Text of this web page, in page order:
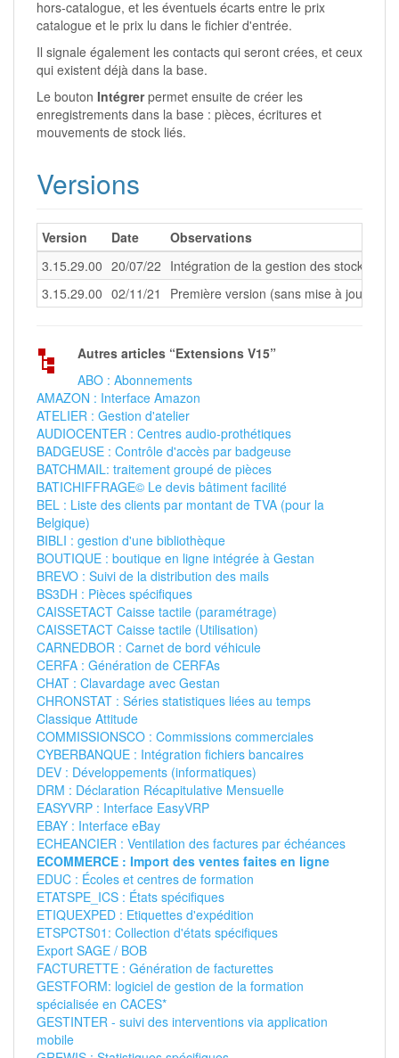
hors-catalogue, et les éventuels écarts entre le prix
catalogue et le prix lu dans le fichier d'entrée.
Il signale également les contacts qui seront crées, et ceux
qui existent déjà dans la base.
Le bouton Intégrerpermet ensuite de créer les
enregistrements dans la base : pièces, écritures et
mouvements de stock liés.
Versions
Version Date
Observations
3.15.29.00 20/07/22 Intégration de la gestion des stocks +
3.15.29.00 02/11/21 Première version (sans mise à jour de
Autres articles “Extensions V15”
ABO : Abonnements
AMAZON : Interface Amazon
ATELIER : Gestion d'atelier
AUDIOCENTER : Centres audio-prothétiques
BADGEUSE : Contrôle d'accès par badgeuse
BATCHMAIL: traitement groupé de pièces
BATICHIFFRAGE© Le devis bâtiment facilité
BEL : Liste des clients par montant de TVA (pour la
Belgique)
BIBLI : gestion d'une bibliothèque
BOUTIQUE : boutique en ligne intégrée à Gestan
BREVO : Suivi de la distribution des mails
BS3DH : Pièces spécifiques
CAISSETACT Caisse tactile (paramétrage)
CAISSETACT Caisse tactile (Utilisation)
CARNEDBOR : Carnet de bord véhicule
CERFA : Génération de CERFAs
CHAT : Clavardage avec Gestan
CHRONSTAT : Séries statistiques liées au temps
Classique Attitude
COMMISSIONSCO : Commissions commerciales
CYBERBANQUE : Intégration fichiers bancaires
DEV : Développements (informatiques)
DRM : Déclaration Récapitulative Mensuelle
EASYVRP : Interface EasyVRP
EBAY : Interface eBay
ECHEANCIER : Ventilation des factures par échéances
ECOMMERCE : Import des ventes faites en ligne
EDUC : Écoles et centres de formation
ETATSPE_ICS : États spécifiques
ETIQUEXPED : Etiquettes d'expédition
ETSPCTS01: Collection d'états spécifiques
Export SAGE / BOB
FACTURETTE : Génération de facturettes
GESTFORM: logiciel de gestion de la formation
spécialisée en CACES*
GESTINTER - suivi des interventions via application
mobile